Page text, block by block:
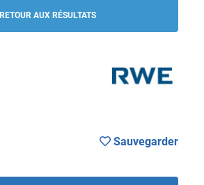
RETOUR AUX RÉSULTATS
Sauvegarder